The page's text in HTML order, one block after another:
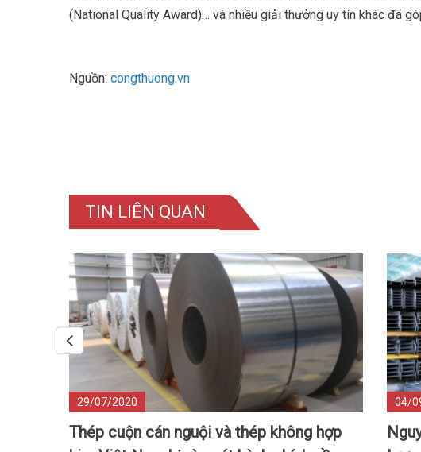
(National Quality Award)… và nhiều giải thưởng uy tín khác đã
Nguồn: congthuong.vn
TIN LIÊN QUAN
29/07/2020
Thép cuộn cán nguội và thép không hợp
04/